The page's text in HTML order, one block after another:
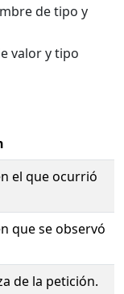
de tipo y
valor y tipo
el que ocurrió
que se observó
de la petición.